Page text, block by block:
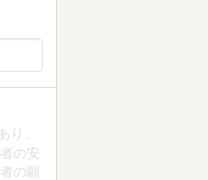
り、
の安
の願